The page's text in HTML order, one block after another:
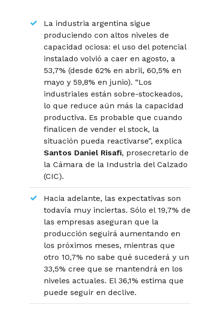
La industria argentina sigue
produciendo con altos niveles de
capacidad ociosa: el uso del potencial
instalado volvió a caer en agosto, a
53,7% (desde 62% en abril, 60,5% en
mayo y 59,8% en junio). “Los
industriales están sobre-stockeados,
lo que reduce aún más la capacidad
productiva. Es probable que cuando
finalicen de vender el stock, la
situación pueda reactivarse”, explica
Santos Daniel Risafi, prosecretario de
la Cámara de la Industria del Calzado
(CIC).
Hacia adelante, las expectativas son
todavía muy inciertas. Sólo el 19,7% de
las empresas aseguran que la
producción seguirá aumentando en
los próximos meses, mientras que
otro 10,7% no sabe qué sucederá y un
33,5% cree que se mantendrá en los
niveles actuales. El 36,1% estima que
puede seguir en declive.